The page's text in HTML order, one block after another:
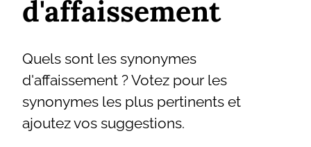
d'affaissement
Quels sont les synonymes
d'affaissement ? Votez pour les
synonymes les plus pertinents et
ajoutez vos suggestions.